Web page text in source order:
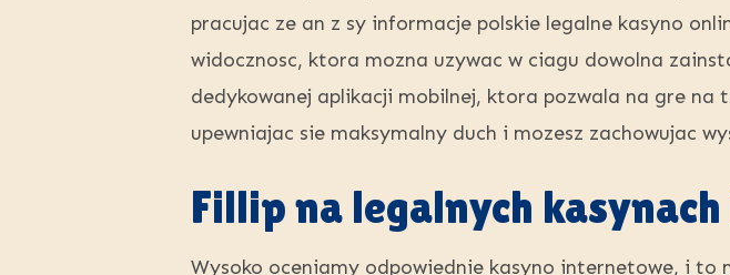
pracujac ze an z sy informacje polskie legalne kasyno
widocznosc, ktora mozna uzywac w ciagu dowolna
dedykowanej aplikacji mobilnej, ktora pozwala na gre
upewniajac sie maksymalny duch i mozesz zachowujac
Fillip na legalnych
Wysoko oceniamy odpowiednie kasyno internetowe, i